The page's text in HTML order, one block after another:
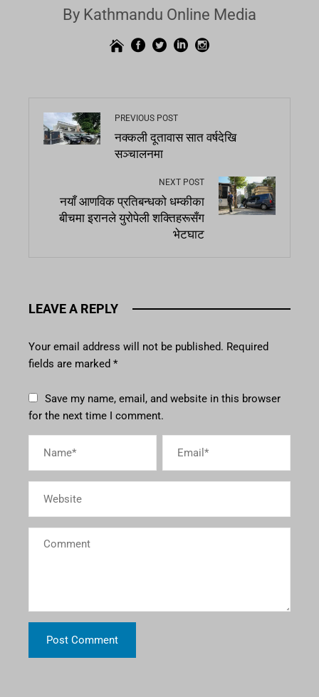
By Kathmandu Online Media
PREVIOUS POST
नक्कली दूतावास सात वर्षदेखि
सञ्चालनमा
NEXT POST
नयाँ आणविक प्रतिबन्धको धम्कीका
बीचमा इरानले युरोपेली शक्तिहरूसँग
भेटघाट
LEAVE A REPLY
Your email address will not be published. Required
fields are marked *
Save my name, email, and website in this browser
for the next time I comment.